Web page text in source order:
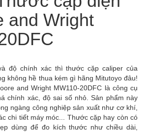
and Wright
độ chính xác thì thước cặp caliper của
không hề thua kém gì hãng Mitutoyo đâu!
and Wright MW110-20DFC là công cụ
chính xác, độ sai số nhỏ. Sản phẩm này
ngàng công nghiệp sản xuất như cơ khí,
chi tiết máy móc... Thước cặp hay còn có
dùng để đo kích thước như chiều dài,